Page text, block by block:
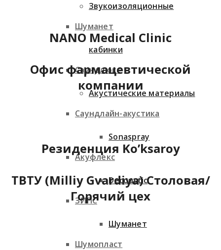
Шуманет
Саундлюкс
Саундлайн-акустика
Акуфлекс
ЗИПС
Шумопласт
Звукоизоляционные
кабинки
Акустические материалы
Sonaspray
Decoustic
Шуманет
NANO Medical Clinic
Офис фармацевтической
компании
Резиденция Koʼksaroy
ТВТУ (Milliy Gvardiya) Столовая/
Горячий цех